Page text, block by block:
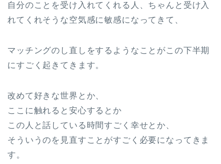
自分のことを受け入れてくれる人、ちゃんと受け入
れてくれそうな空気感に敏感になってきて、
マッチングのし直しをするようなことがこの下半期
にすごく起きてきます。
改めて好きな世界とか、
ここに触れると安心するとか
この人と話している時間すごく幸せとか、
そういうのを見直すことがすごく必要になってきま
す。